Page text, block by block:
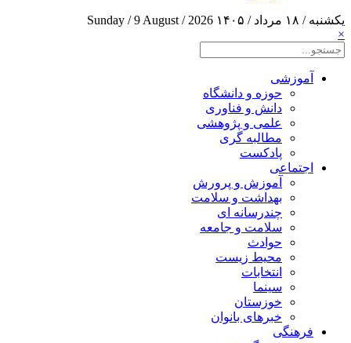
یکشنبه / ۱۸ مرداد / ۱۴۰۵
Sunday / 9 August / 2026
×
آموزشی
حوزه و دانشگاه
دانش و فناوری
علمی و پژوهشی
مطالبه گری
پادکست
اجتماعی
آموزش و پرورش
بهداشت و سلامت
چندرسانه ای
سلامت و جامعه
حوادث
محیط زیست
انتخابات
سینما
خوزستان
خبرهای بانوان
فرهنگی